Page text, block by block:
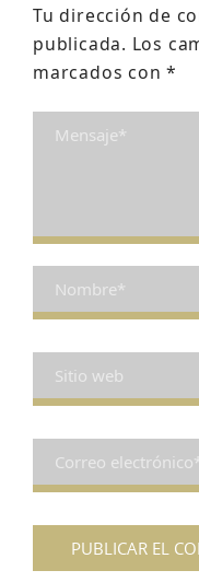
Tu dirección de
publicada. Los
marcados con*